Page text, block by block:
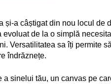
și-a câștigat din nou locul
de la o simplă
Versatilitatea sa îți permite
îndrăznețe.
a sinelui tău, un canvas pe